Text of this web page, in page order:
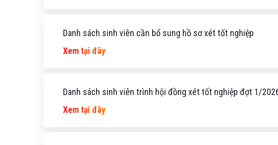
Danh sách sinh viên cần bổ sung hồ sơ xét tốt nghiệp
Xem tại đây
Danh sách sinh viên trình hội đồng xét tốt nghiệp đợt 1/
Xem tại đây